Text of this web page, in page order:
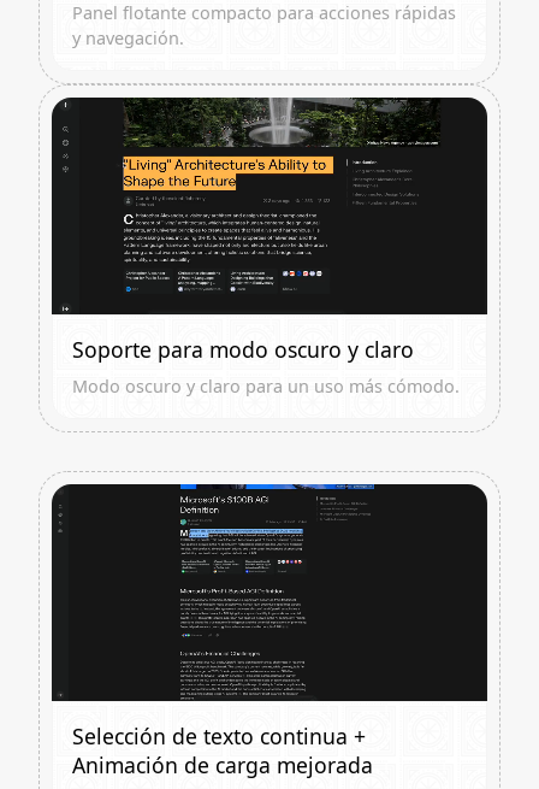
Panel flotante compacto para acciones rápidas
y navegación.
Soporte para modo oscuro y claro
Modo oscuro y claro para un uso más cómodo.
Selección de texto continua +
Animación de carga mejorada